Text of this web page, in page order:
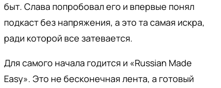
быт. Слава попробовал его и впервые понял
подкаст без напряжения, а это та самая искра,
ради которой все затевается.
Для самого начала годится и «Russian Made
Easy». Это не бесконечная лента, а готовый